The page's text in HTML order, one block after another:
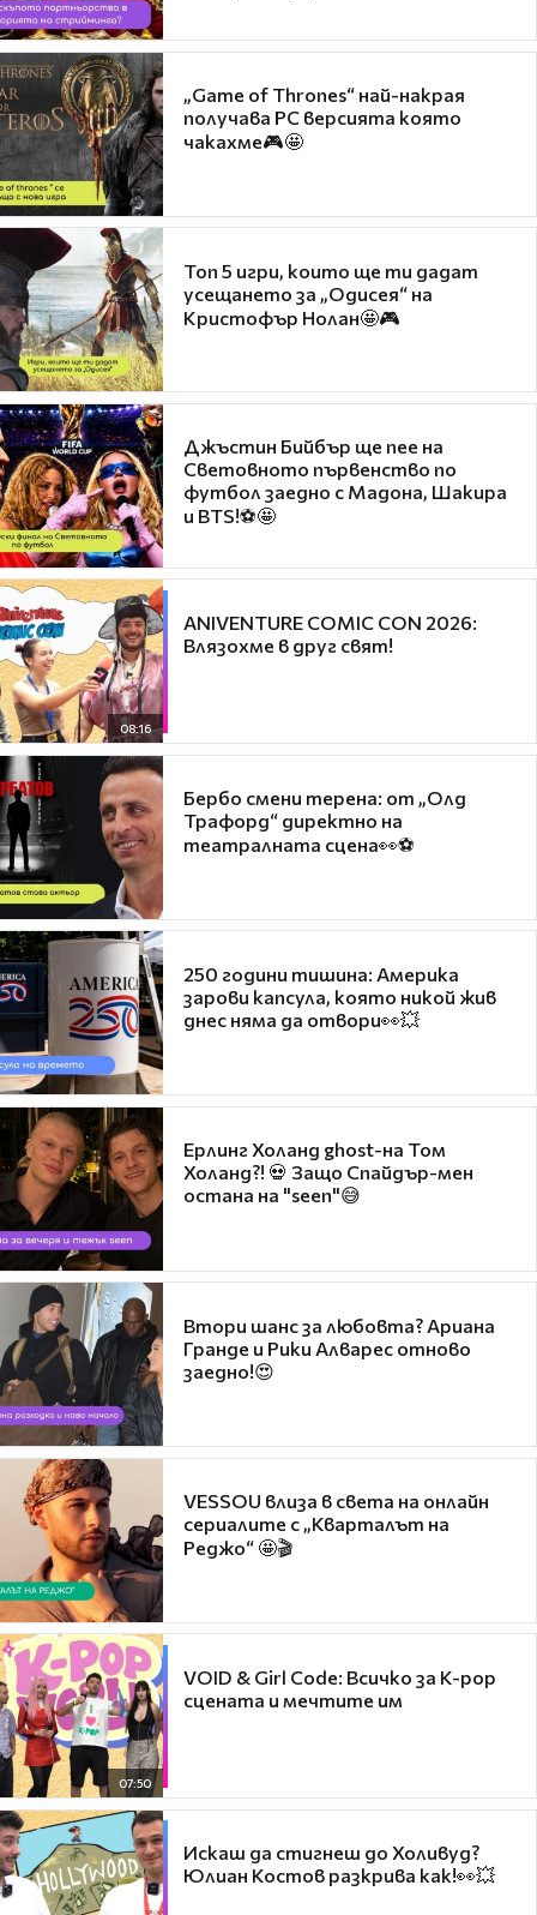
„Game of Thrones“ най-накрая
получава PC версията която
чакахме🎮🤩
Топ 5 игри, които ще ти дадат
усещането за „Одисея“ на
Кристофър Нолан🤩🎮
Джъстин Бийбър ще пее на
Световното първенство по
футбол заедно с Мадона, Шакира
и BTS!⚽🤩
08:16
ANIVENTURE COMIC CON 2026:
Влязохме в друг свят!
Бербо смени терена: от „Олд
Трафорд“ директно на
театралната сцена👀⚽
250 години тишина: Америка
зарови капсула, която никой жив
днес няма да отвори👀💥
Ерлинг Холанд ghost-на Том
Холанд?! 💀 Защо Спайдър-мен
остана на "seen"😅
Втори шанс за любовта? Ариана
Гранде и Рики Алварес отново
заедно!😍
VESSOU влиза в света на онлайн
сериалите с „Кварталът на
Реджо“ 🤩🎬
07:50
VOID & Girl Code: Всичко за K-pop
сцената и мечтите им
Искаш да стигнеш до Холивуд?
Юлиан Костов разкрива как!👀💥